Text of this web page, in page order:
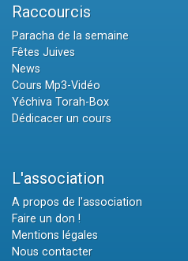
Raccourcis
Paracha de la semaine
Fêtes Juives
News
Cours Mp3-Vidéo
Yéchiva Torah-Box
Dédicacer un cours
L'association
A propos de l'association
Faire un don !
Mentions légales
Nous contacter